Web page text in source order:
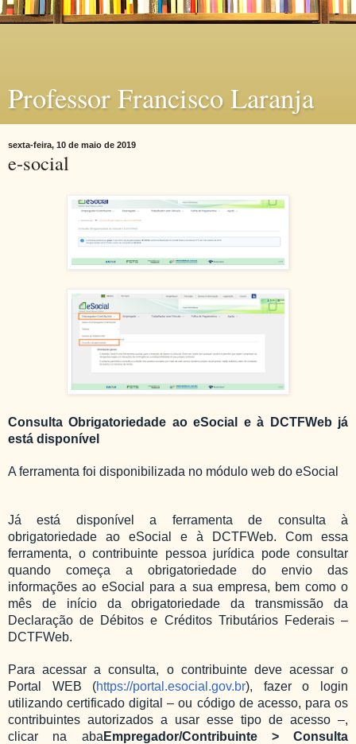
Professor Francisco Laranja
sexta-feira, 10 de maio de 2019
e-social
Consulta Obrigatoriedade ao eSocial e à DCTFWeb já
está disponível
A ferramenta foi disponibilizada no módulo web do eSocial
Já está disponível a ferramenta de consulta à
obrigatoriedade ao eSocial e à DCTFWeb. Com essa
ferramenta, o contribuinte pessoa jurídica pode consultar
quando começa a obrigatoriedade do envio das
informações ao eSocial para a sua empresa, bem como o
mês de início da obrigatoriedade da transmissão da
Declaração de Débitos e Créditos Tributários Federais –
DCTFWeb.
Para acessar a consulta, o contribuinte deve acessar o
Portal WEB (https://portal.esocial.gov.br), fazer o login
utilizando certificado digital – ou código de acesso, para os
contribuintes autorizados a usar esse tipo de acesso –,
clicar na aba Empregador/Contribuinte > Consulta